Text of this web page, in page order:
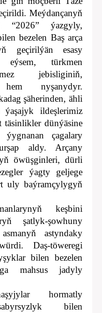
Meýdançanyň
“2026” ýazgyly,
bezelen Baş arça
geçirilýän esasy
türkmen
jebisliginiň,
hem nyşanydyr.
şäherinden, ähli
ýaşajyk ildeşlerimiz
täsinlikler dünýäsine
çagalary
aldy. Arçany
öwüşginleri, dürli
ýagty geljege
uly baýramçylygyň
keşbini
şatlyk-şowhuny
astyndaky
Daş-töweregi
bilen bezelen
mahsus jadyly
hormatly
bilen